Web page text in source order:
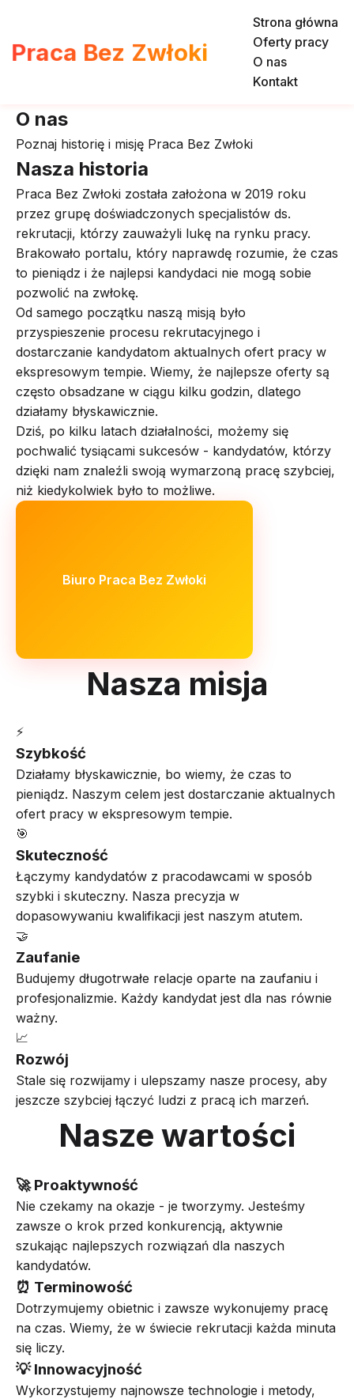
Praca Bez Zwłoki
Strona główna
Oferty pracy
O nas
Kontakt
O nas
Poznaj historię i misję Praca Bez Zwłoki
Nasza historia
Praca Bez Zwłoki została założona w 2019 roku
przez grupę doświadczonych specjalistów ds.
rekrutacji, którzy zauważyli lukę na rynku pracy.
Brakowało portalu, który naprawdę rozumie, że czas
to pieniądz i że najlepsi kandydaci nie mogą sobie
pozwolić na zwłokę.
Od samego początku naszą misją było
przyspieszenie procesu rekrutacyjnego i
dostarczanie kandydatom aktualnych ofert pracy w
ekspresowym tempie. Wiemy, że najlepsze oferty są
często obsadzane w ciągu kilku godzin, dlatego
działamy błyskawicznie.
Dziś, po kilku latach działalności, możemy się
pochwalić tysiącami sukcesów - kandydatów, którzy
dzięki nam znaleźli swoją wymarzoną pracę szybciej,
niż kiedykolwiek było to możliwe.
Biuro Praca Bez Zwłoki
Nasza misja
⚡
Szybkość
Działamy błyskawicznie, bo wiemy, że czas to
pieniądz. Naszym celem jest dostarczanie aktualnych
ofert pracy w ekspresowym tempie.
🎯
Skuteczność
Łączymy kandydatów z pracodawcami w sposób
szybki i skuteczny. Nasza precyzja w
dopasowywaniu kwalifikacji jest naszym atutem.
🤝
Zaufanie
Budujemy długotrwałe relacje oparte na zaufaniu i
profesjonalizmie. Każdy kandydat jest dla nas równie
ważny.
📈
Rozwój
Stale się rozwijamy i ulepszamy nasze procesy, aby
jeszcze szybciej łączyć ludzi z pracą ich marzeń.
Nasze wartości
🚀 Proaktywność
Nie czekamy na okazje - je tworzymy. Jesteśmy
zawsze o krok przed konkurencją, aktywnie
szukając najlepszych rozwiązań dla naszych
kandydatów.
⏰ Terminowość
Dotrzymujemy obietnic i zawsze wykonujemy pracę
na czas. Wiemy, że w świecie rekrutacji każda minuta
się liczy.
💡 Innowacyjność
Wykorzystujemy najnowsze technologie i metody,